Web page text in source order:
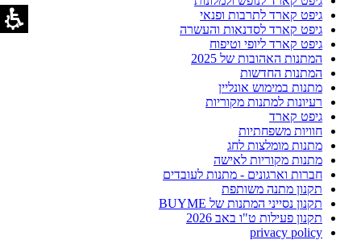
גיפט קארד לתרבות ופנאי
גיפט קארד לסדנאות והעשרה
גיפט קארד ליופי וטיפוח
המתנות האהובות של 2025
המתנות החדשות
מתנות במימוש אונליין
רעיונות למתנות מקוריות
גיפט קארד
חוויות משפחתיות
מתנות מומלצות לחג
מתנות מקוריות לאישה
חברות וארגונים - מתנות לעובדים
תקנון מתנה משותפת
תקנון נסייני המתנות של BUYME
תקנון פעילות ט"ו באב 2026
privacy policy